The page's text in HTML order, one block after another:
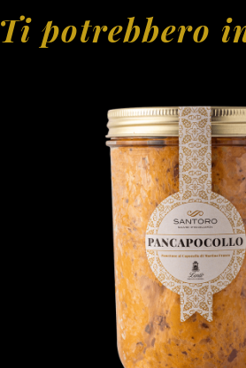
Ti potrebbero